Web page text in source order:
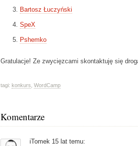
Bartosz Łuczyński
SpeX
Pshemko
Gratulacje! Ze zwycięzcami skontaktuję się
tagi: konkurs WordCamp
Komentarze
iTomek 15 lat temu: